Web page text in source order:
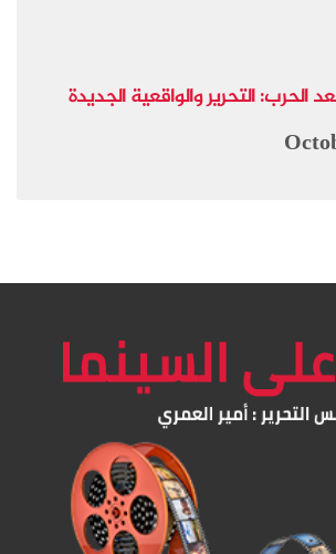
الحرب: التحرير والواقعية الجديدة